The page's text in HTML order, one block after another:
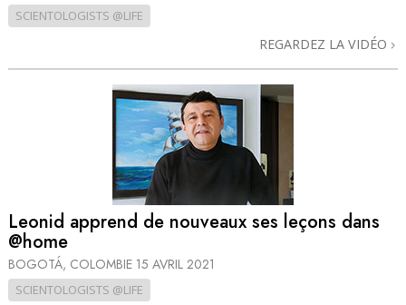
SCIENTOLOGISTS @LIFE
REGARDEZ LA VIDÉO
Leonid apprend de nouveaux ses leçons dans
@home
BOGOTÁ, COLOMBIE 15 AVRIL 2021
SCIENTOLOGISTS @LIFE